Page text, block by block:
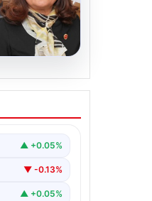
Tan
▲ +0.05%
▼ -0.13%
▲ +0.05%